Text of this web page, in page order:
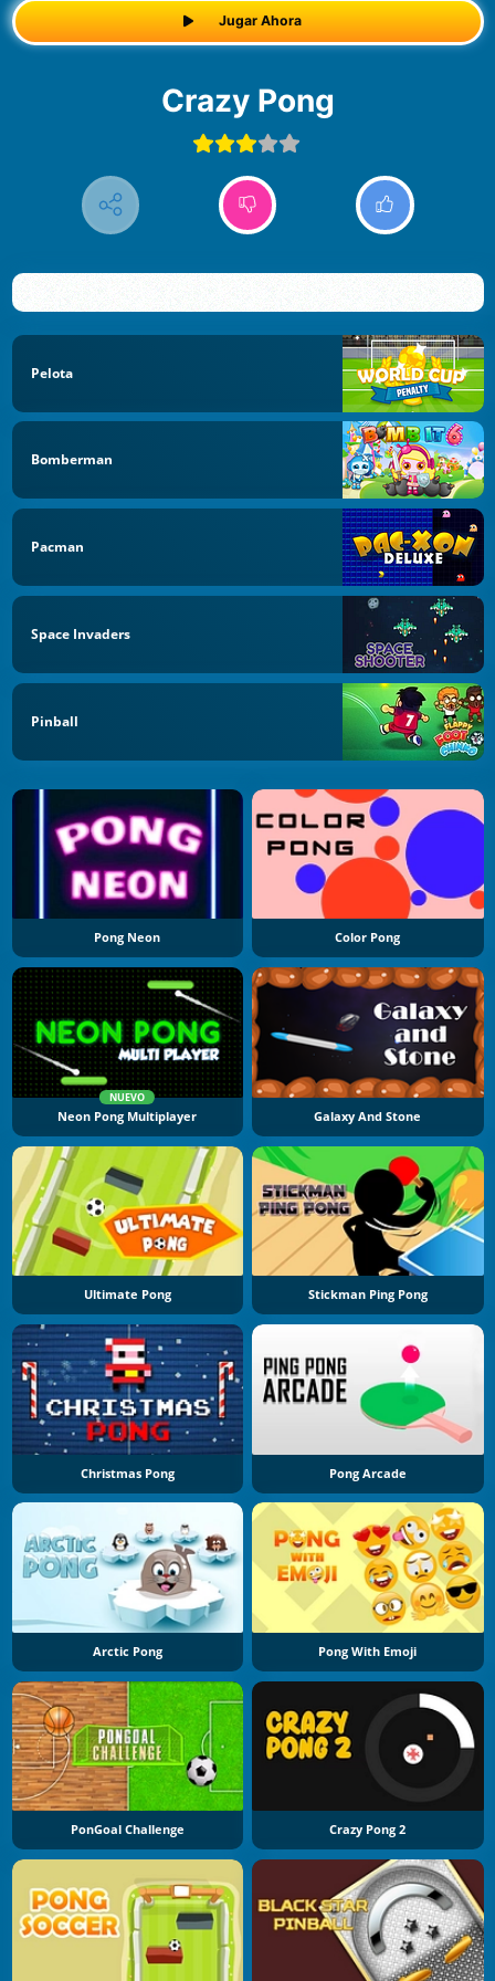
Jugar Ahora
Crazy Pong
Pelota
Bomberman
Pacman
Space Invaders
Pinball
Pong Neon Color Pong
NUEVO
Neon Pong Multiplayer Galaxy And Stone
Ultimate Pong Stickman Ping Pong
Christmas Pong Pong Arcade
Arctic Pong Pong With Emoji
PonGoal Challenge Crazy Pong 2